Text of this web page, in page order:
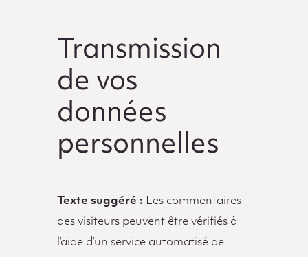
Transmission
de vos
données
personnelles
Texte suggéré : Les commentaires
des visiteurs peuvent être vérifiés à
l’aide d’un service automatisé de